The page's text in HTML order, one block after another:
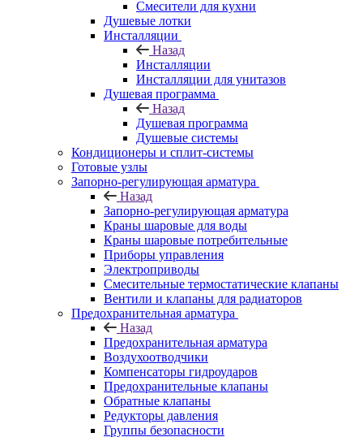
Смесители для кухни
Душевые лотки
Инсталляции
Назад
Инсталляции
Инсталляции для унитазов
Душевая программа
Назад
Душевая программа
Душевые системы
Кондиционеры и сплит-системы
Готовые узлы
Запорно-регулирующая арматура
Назад
Запорно-регулирующая арматура
Краны шаровые для воды
Краны шаровые потребительные
Приборы управления
Электроприводы
Смесительные термостатические клапаны
Вентили и клапаны для радиаторов
Предохранительная арматура
Назад
Предохранительная арматура
Воздухоотводчики
Компенсаторы гидроударов
Предохранительные клапаны
Обратные клапаны
Редукторы давления
Группы безопасности